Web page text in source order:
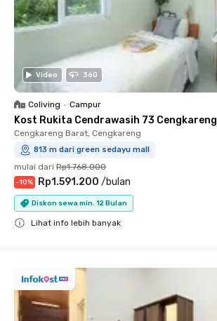
Video 360
Coliving • Campur
Kost Rukita Cendrawasih 73 Cengkareng
Cengkareng Barat, Cengkareng
813 m dari green sedayu mall
mulai dari Rp1.768.000
-10% Rp1.591.200 /bulan
Diskon sewa min. 12 Bulan
Lihat info lebih banyak